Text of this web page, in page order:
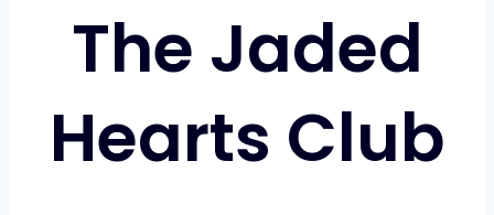
The Jaded
Hearts Club